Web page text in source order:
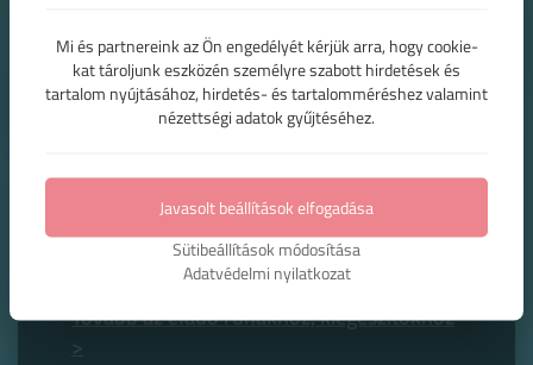
Tartozékai:szemlekötő, kard, pisztoly,
csizmaszár, kalap
Egyméretes
500 Forint
Tovább az eladó ruhákhoz, kiegészítőkhöz
>
Mi és partnereink az Ön engedélyét kérjük arra, hogy cookie-
kat tároljunk eszközén személyre szabott hirdetések és
tartalom nyújtásához, hirdetés- és tartalomméréshez valamint
nézettségi adatok gyűjtéséhez.
Javasolt beállítások elfogadása
Sütibeállítások módosítása
Adatvédelmi nyilatkozat